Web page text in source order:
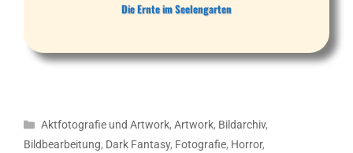
Die Ernte im Seelengarten
Kategorien
Aktfotografie und Artwork,Artwork, Bildarchiv,
Bildbearbeitung, Dark Fantasy, Fotografie, Horror,